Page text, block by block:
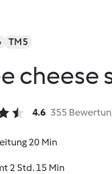
TM5
cheese
4.6 355
20 Min
2 Std. 15 Min